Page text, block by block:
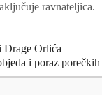
ravnateljica.
Drage Orlića
i poraz